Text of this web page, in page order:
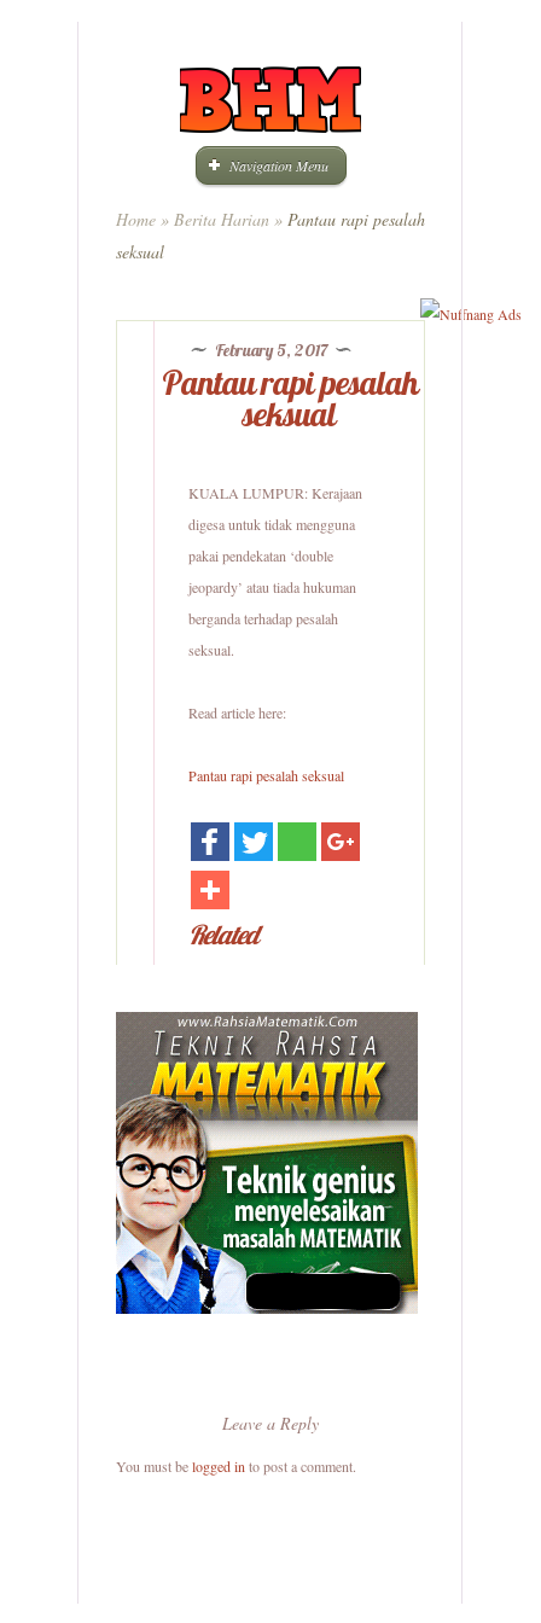
Navigation Menu
Home » Berita Harian » Pantau rapi pesalah
seksual
February 5, 2017
Pantau rapi pesalah
seksual
KUALA LUMPUR: Kerajaan
digesa untuk tidak mengguna
pakai pendekatan ‘double
jeopardy’ atau tiada hukuman
berganda terhadap pesalah
seksual.
Read article here:
Pantau rapi pesalah seksual
Related
Leave a Reply
You must belogged in to post a comment.